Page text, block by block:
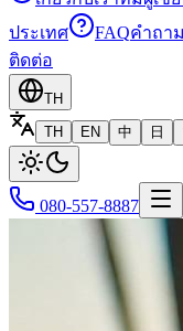
ประเทศ
FAQคำถา
ติดต่อ
TH
TH
EN 中 日
080-557-8887